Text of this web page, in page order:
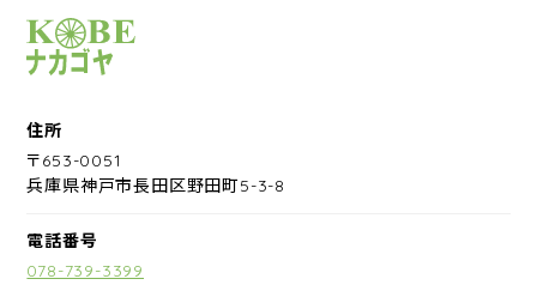
サイクルショップナカゴヤ
住所
〒653-0051
兵庫県神戸市長田区野田町5-3-8
電話番号
078-739-3399